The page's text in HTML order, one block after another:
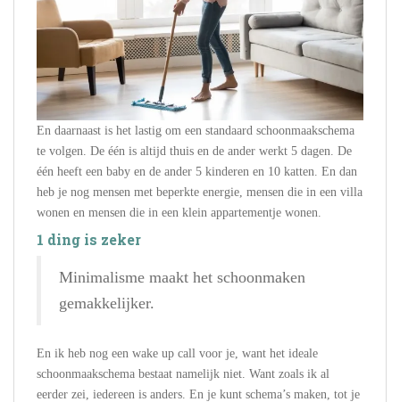
En daarnaast is het lastig om een standaard schoonmaakschema
te volgen. De één is altijd thuis en de ander werkt 5 dagen. De
één heeft een baby en de ander 5 kinderen en 10 katten. En dan
heb je nog mensen met beperkte energie, mensen die in een villa
wonen en mensen die in een klein appartementje wonen.
1 ding is zeker
Minimalisme maakt het schoonmaken
gemakkelijker.
En ik heb nog een wake up call voor je, want het ideale
schoonmaakschema bestaat namelijk niet. Want zoals ik al
eerder zei, iedereen is anders. En je kunt schema’s maken, tot je